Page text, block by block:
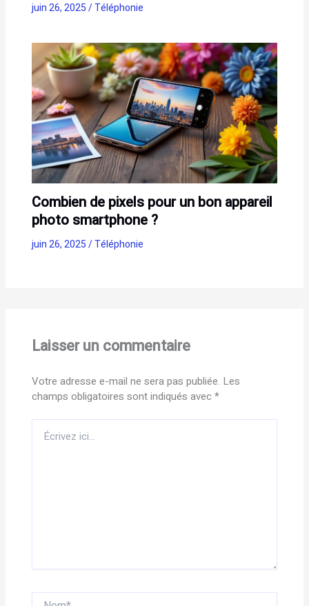
juin 26, 2025/Téléphonie
Combien de pixels pour un bon appareil
photo smartphone ?
juin 26, 2025/Téléphonie
Laisser un commentaire
Votre adresse e-mail ne sera pas publiée. Les
champs obligatoires sont indiqués avec *
ici…
Nom*